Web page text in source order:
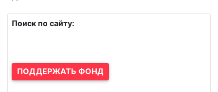
Поиск по сайту:
ПОДДЕРЖАТЬ ФОНД